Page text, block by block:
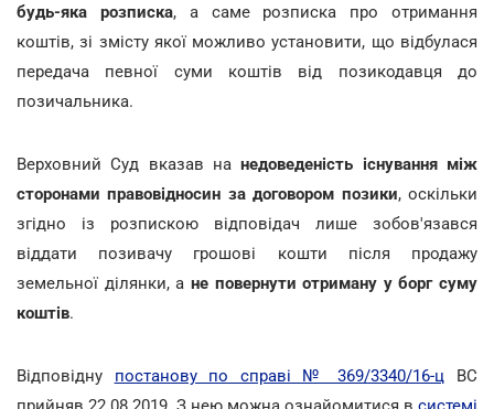
будь-яка розписка, а саме розписка про отримання
коштів, зі змісту якої можливо установити, що відбулася
передача певної суми коштів від позикодавця до
позичальника.
Верховний Суд вказав нанедоведеність існування між
сторонами правовідносин за договором позики, оскільки
згідно із розпискою відповідач лише зобов'язався
віддати позивачу грошові кошти після продажу
земельної ділянки, а не повернути отриману у борг суму
коштів.
Відповідну постанову по справі № 369/3340/16-ц ВС